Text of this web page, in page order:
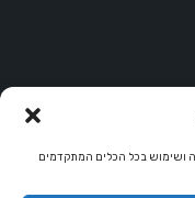
ושימוש בכל הכלים המתקדמים